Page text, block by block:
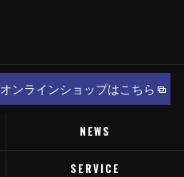
オンラインショップはこちら
NEWS
SERVICE